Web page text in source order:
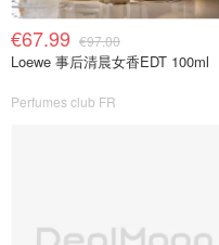
€67.99 €97.00
Loewe 事后清晨女香EDT 100ml
Perfumes club FR